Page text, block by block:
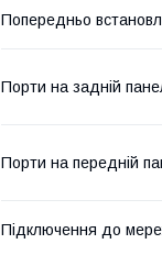
Попередньо
Порти на задній
Порти на передній
Підключення до